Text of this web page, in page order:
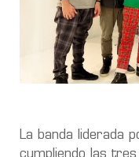
La banda liderada